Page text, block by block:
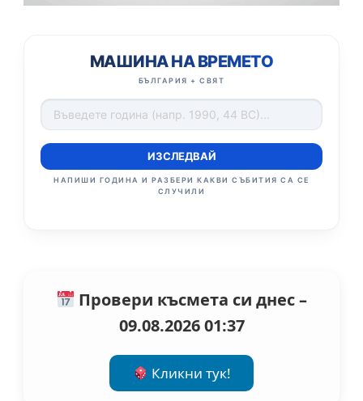
МАШИНА НА ВРЕМЕТО
БЪЛГАРИЯ + СВЯТ
ИЗСЛЕДВАЙ
НАПИШИ ГОДИНА И РАЗБЕРИ КАКВИ СЪБИТИЯ СА СЕ
СЛУЧИЛИ
Провери късмета си днес –
09.08.2026 01:37
Кликни тук!